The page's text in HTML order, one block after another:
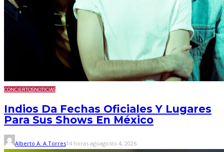
CONCIERTOSNOTICIAS
Indios Da Fechas Oficiales Y Lugares
Para Sus Shows En México
Alberto A. A.Torres14 horas agoagosto 4, 2026